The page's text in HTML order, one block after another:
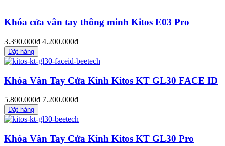
Khóa cửa vân tay thông minh Kitos E03 Pro
3.390.000đ 4.200.000đ
Đặt hàng
Khóa Vân Tay Cửa Kính Kitos KT GL30 FACE ID
5.800.000đ 7.200.000đ
Đặt hàng
Khóa Vân Tay Cửa Kính Kitos KT GL30 Pro